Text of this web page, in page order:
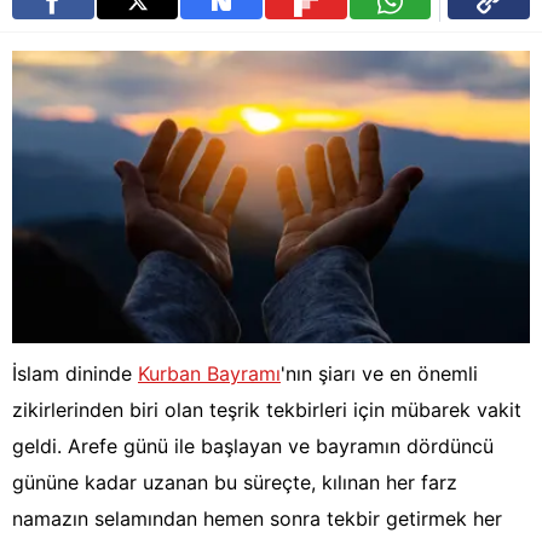
İslam dininde Kurban Bayramı'nın şiarı ve en önemli
zikirlerinden biri olan teşrik tekbirleri için mübarek vakit
geldi. Arefe günü ile başlayan ve bayramın dördüncü
gününe kadar uzanan bu süreçte, kılınan her farz
namazın selamından hemen sonra tekbir getirmek her